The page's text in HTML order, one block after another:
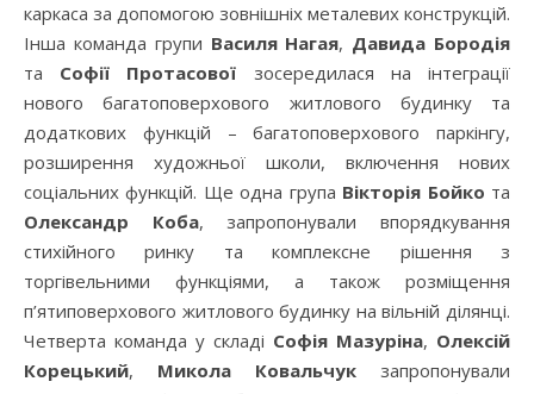
каркаса за допомогою зовнішніх металевих конструкцій.
Інша команда групи Василя Нагая, Давида Бородія
та Софії Протасової зосередилася на інтеграції
нового багатоповерхового житлового будинку та
додаткових функцій – багатоповерхового паркінгу,
розширення художньої школи, включення нових
соціальних функцій. Ще одна група Вікторія Бойко та
Олександр Коба, запропонували впорядкування
стихійного ринку та комплексне рішення з
торгівельними функціями, а також розміщення
п’ятиповерхового житлового будинку на вільній ділянці.
Четверта команда у складі Софія Мазуріна, Олексій
Корецький, Микола Ковальчук запропонували